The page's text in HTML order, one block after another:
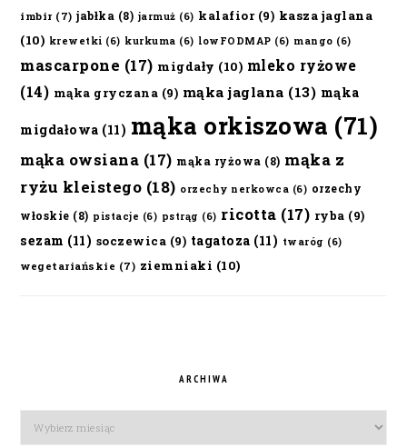
imbir (7) jabłka (8) jarmuż (6) kalafior(9) kasza jaglana
(10) krewetki (6) kurkuma (6) lowFODMAP (6) mango (6)
mascarpone (17) migdały (10) mleko ryżowe
(14) mąka gryczana (9) mąka jaglana (13) mąka
migdałowa (11) mąka orkiszowa (71)
mąka owsiana (17) mąka ryżowa (8) mąka z
ryżu kleistego (18) orzechy nerkowca (6) orzechy
włoskie (8) pistacje (6) pstrąg (6) ricotta (17) ryba (9)
sezam (11) soczewica (9) tagatoza (11) twaróg (6)
wegetariańskie (7) ziemniaki (10)
ARCHIWA
Archiwa